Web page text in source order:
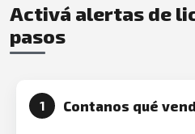
Activá alertas de
pasos
1 Contanos qué